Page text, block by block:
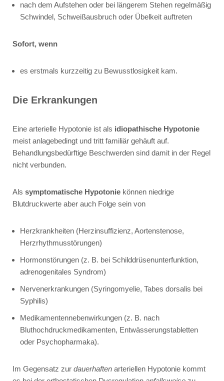
nach dem Aufstehen oder bei längerem Stehen regelmäßig
Schwindel, Schweißausbruch oder Übelkeit auftreten
Sofort, wenn
es erstmals kurzzeitig zu Bewusstlosigkeit kam.
Die Erkrankungen
Eine arterielle Hypotonie ist als idiopathische Hypotonie
meist anlagebedingt und tritt familiär gehäuft auf.
Behandlungsbedürftige Beschwerden sind damit in der Regel
nicht verbunden.
Als symptomatische Hypotonie können niedrige
Blutdruckwerte aber auch Folge sein von
Herzkrankheiten (Herzinsuffizienz, Aortenstenose,
Herzrhythmusstörungen)
Hormonstörungen (z. B. bei Schilddrüsenunterfunktion,
adrenogenitales Syndrom)
Nervenerkrankungen (Syringomyelie, Tabes dorsalis bei
Syphilis)
Medikamentennebenwirkungen (z. B. nach
Bluthochdruckmedikamenten, Entwässerungstabletten
oder Psychopharmaka).
Im Gegensatz zur dauerhaften arteriellen Hypotonie kommt